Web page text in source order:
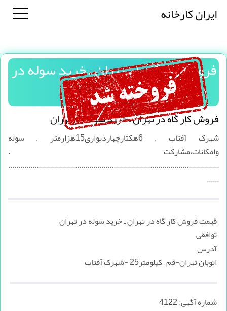
ایران کارخانه
فروش کار گاه در تهران ـ خرید سوله در
تهران
فروش کار گاه در تهران ـ خرید سوله در تهران
شهرک آفتاب , 6هکتارچهاردیواری15هزارمتر , سوله
وامکانات،مشارکت .
........................................................................................................
......
قیمت فروش کار گاه در تهران ـ خرید سوله در تهران
توافقی
آدرس
اتوبان تهران-قم , کیلومتر25 -شهرک آفتاب
شماره آگهی:4122